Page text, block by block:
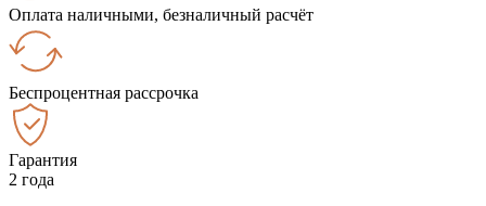
Оплата наличными, безналичный расчёт
Беспроцентная рассрочка
Гарантия
2 года